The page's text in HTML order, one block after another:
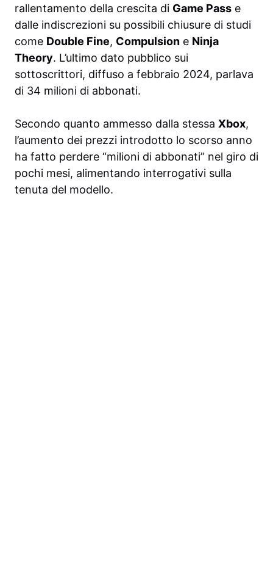
rallentamento della crescita di Game Pass e
dalle indiscrezioni su possibili chiusure di studi
come Double Fine, Compulsion e Ninja
Theory. L’ultimo dato pubblico sui
sottoscrittori, diffuso a febbraio 2024, parlava
di 34 milioni di abbonati.
Secondo quanto ammesso dalla stessa Xbox,
l’aumento dei prezzi introdotto lo scorso anno
ha fatto perdere “milioni di abbonati” nel giro di
pochi mesi, alimentando interrogativi sulla
tenuta del modello.